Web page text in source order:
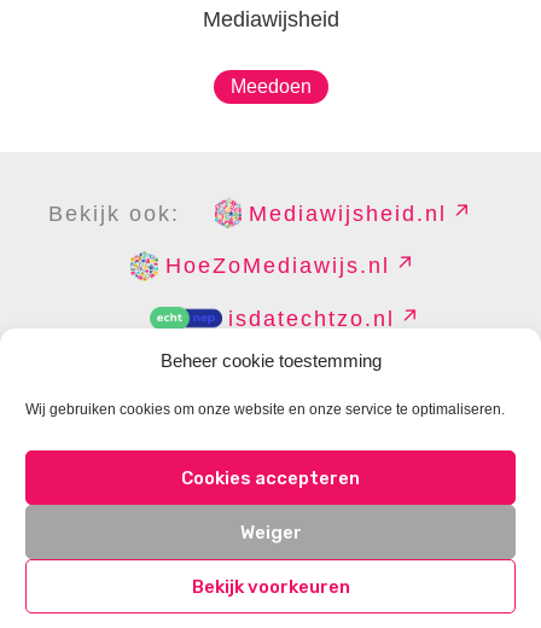
Beheer cookie toestemming
Wij gebruiken cookies om onze website en onze service te optimaliseren.
Cookies accepteren
Weiger
Bekijk voorkeuren
Mediawijsheid
Meedoen
Bekijk ook: Mediawijsheid.nl
HoeZoMediawijs.nl
isdatechtzo.nl
DISCLAIMER PRIVACY
CONTACT
COOKIES BEHEREN